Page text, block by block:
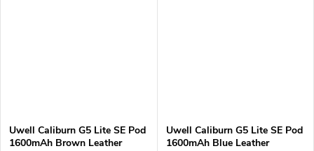
Uwell Caliburn G5 Lite SE Pod
1600mAh Brown Leather
Uwell Caliburn G5 Lite SE Pod
1600mAh Blue Leather